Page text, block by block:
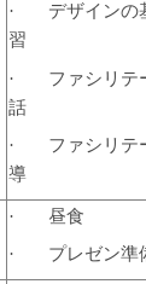
· デザインの
習
· ファシリテ
話
· ファシリテ
導
· 昼食
· プレゼン準